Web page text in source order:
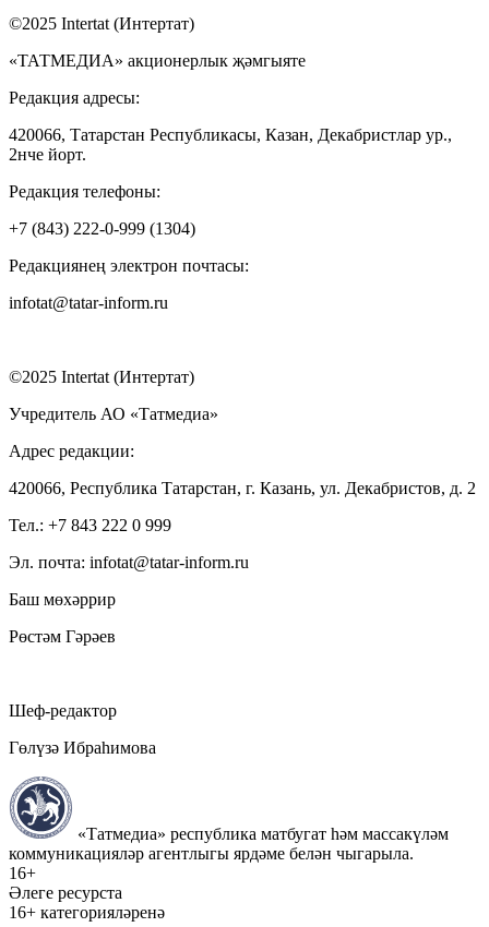
©2025 Intertat (Интертат)
«ТАТМЕДИА» акционерлык җәмгыяте
Редакция адресы:
420066, Татарстан Республикасы, Казан, Декабристлар ур.,
2нче йорт.
Редакция телефоны:
+7 (843) 222-0-999 (1304)
Редакциянең электрон почтасы:
infotat@tatar-inform.ru
©2025 Intertat (Интертат)
Учредитель АО «Татмедиа»
Адрес редакции:
420066, Республика Татарстан, г. Казань, ул. Декабристов, д. 2
Тел.: +7 843 222 0 999
Эл. почта: infotat@tatar-inform.ru
Баш мөхәррир
Рөстәм Гәрәев
Шеф-редактор
Гөлүзә Ибраһимова
«Татмедиа» республика матбугат һәм массакүләм
коммуникацияләр агентлыгы ярдәме белән чыгарыла.
16+
Әлеге ресурста
16+ категорияләренә